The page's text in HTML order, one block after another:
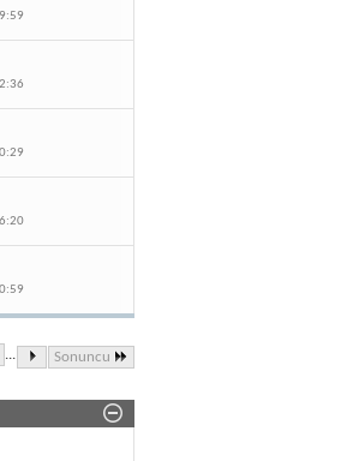
... Sonuncu